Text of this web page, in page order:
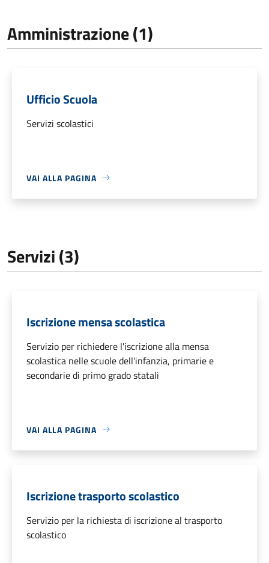
Amministrazione (1)
Ufficio Scuola
Servizi scolastici
VAI ALLA PAGINA
Servizi (3)
Iscrizione mensa scolastica
Servizio per richiedere l'iscrizione alla mensa
scolastica nelle scuole dell'infanzia, primarie e
secondarie di primo grado statali
VAI ALLA PAGINA
Iscrizione trasporto scolastico
Servizio per la richiesta di iscrizione al trasporto
scolastico